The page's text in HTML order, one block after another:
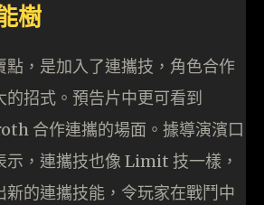
樹
點，是加入了連攜技，角色合作
招式。預告片中更可看到
合作連攜的場面。據導演濱口
示，連攜技也像 Limit 技一樣，
新的連攜技能，令玩家在戰鬥中